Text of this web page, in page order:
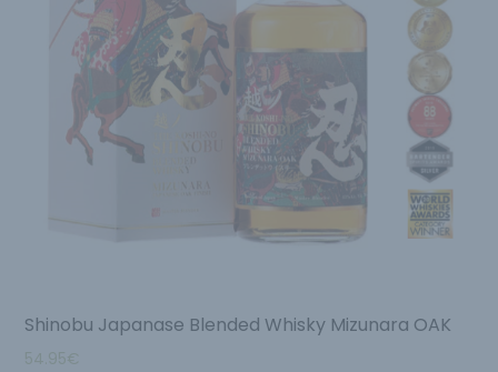
Shinobu Japanase Blended Whisky Mizunara OAK
54.95€